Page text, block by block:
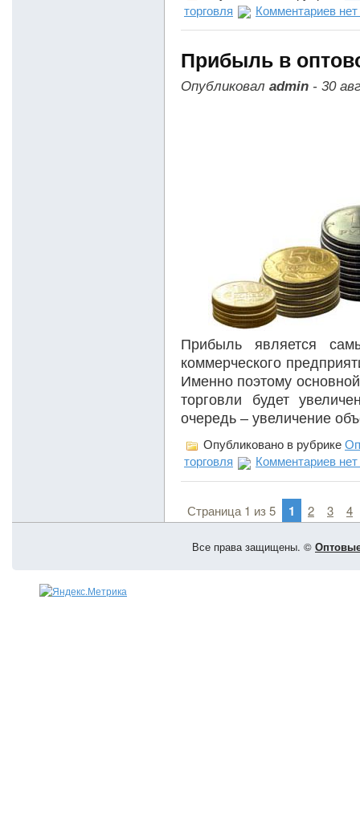
торговля
Комментариев нет
Прибыль в
Опубликовал admin - 30
Прибыль является
коммерческого
Именно поэтому
торговли будет
очередь – увеличение
Опубликовано в рубрике
торговля
Комментариев нет
Страница 1 из 5 1 2 3 4
Все права защищены. ©